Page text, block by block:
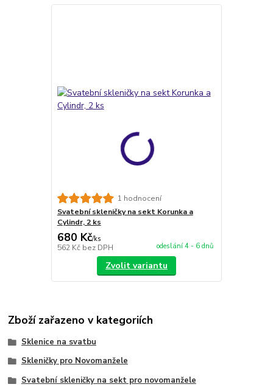
1 hodnocení
Svatební skleničky na sekt Korunka a
Cylindr, 2 ks
680 Kč/ks
562 Kč bez DPH odeslání 4 - 6 dnů
Zvolit variantu
Zboží zařazeno v kategoriích
Sklenice na svatbu
Skleničky pro Novomanžele
Svatební skleničky na sekt pro novomanžele